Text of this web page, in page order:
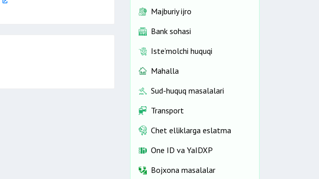
Majburiy ijro
Bank sohasi
Iste’molchi huquqi
Mahalla
Sud-huquq masalalari
Transport
Chet elliklarga eslatma
One ID vа YaIDXP
Bojxona masalalar